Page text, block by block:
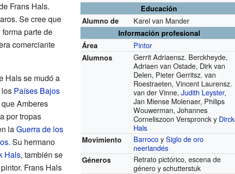
Educación
Alumno de
Karel van Mander
Información profesional
Área
Pintor
Alumnos
Gerrit Adriaensz. Berckheyde,
Adriaen van Ostade, Dirk van
Delen, Pieter Gerritsz. van
Roestraeten, Vincent Laurensz.
van der Vinne,Judith Leyster,
Jan Miense Molenaer, Philips
Wouwerman, Johannes
Corneliszoon Verspronck y Dirck
Hals
Movimiento BarrocoySiglo de oro
neerlandés
Géneros
Retrato pictórico, escena de
género y schutterstuk
Frans Hals.
Se cree que
parte de
comerciante
Hals se mudó a
Países Bajos
Amberes
por tropas
laGuerra de los
. Su hermano
Hals, también se
Frans Hals